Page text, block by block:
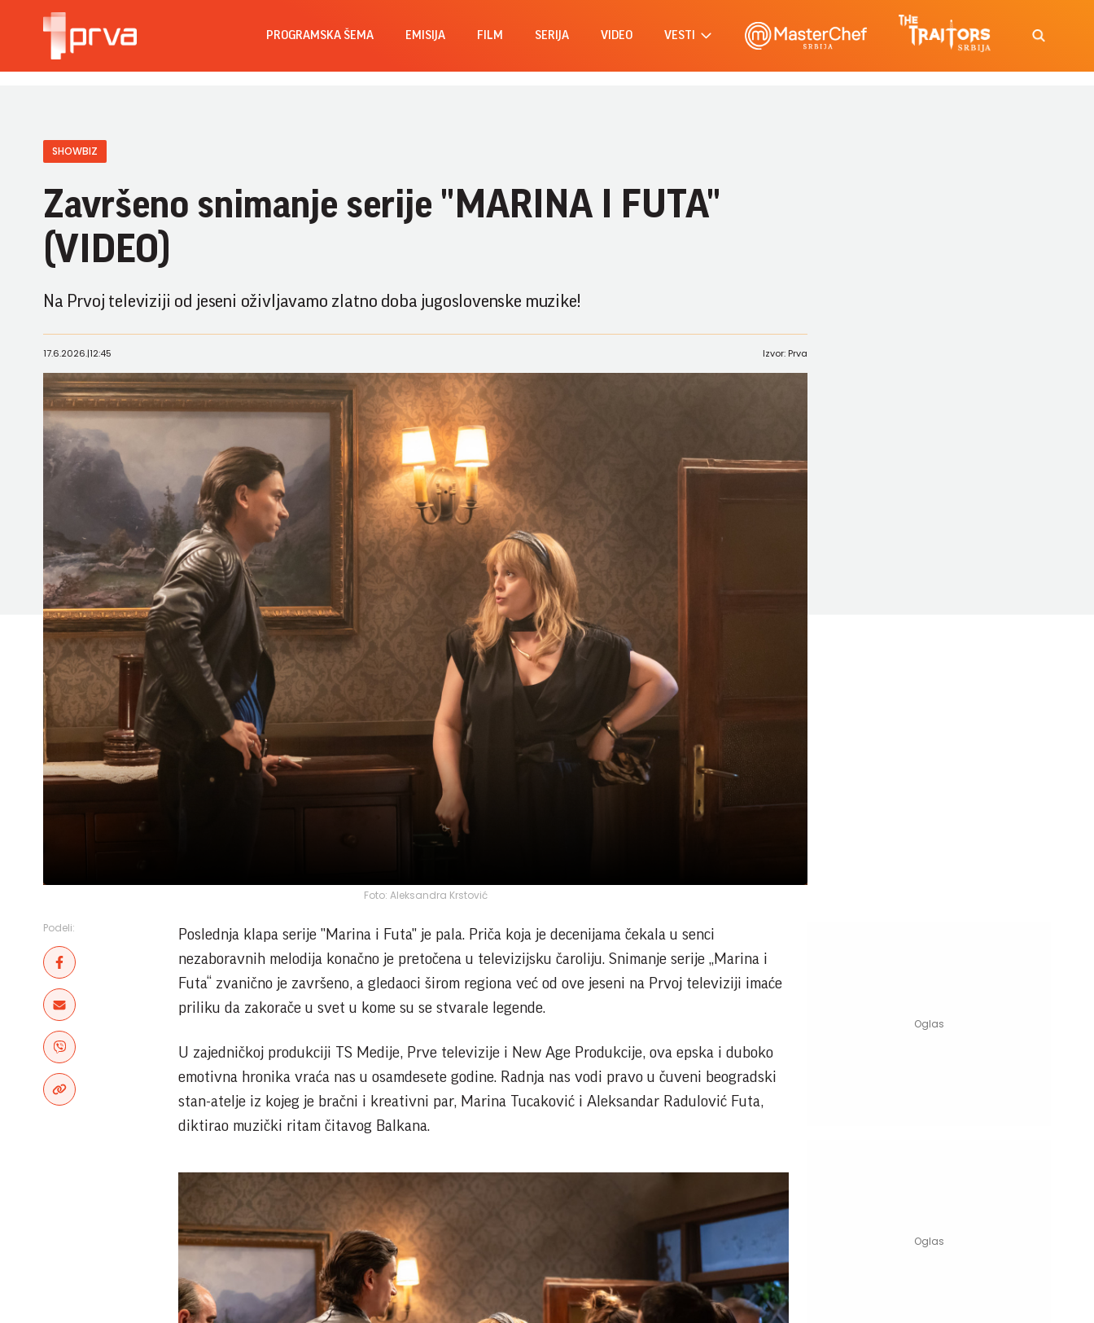
PROGRAMSKA ŠEMA EMISIJA FILM SERIJA VIDEO VESTI
SHOWBIZ
Završeno snimanje serije "MARINA I FUTA"
(VIDEO)
Na Prvoj televiziji od jeseni oživljavamo zlatno doba jugoslovenske muzike!
Foto: Aleksandra Krstović
17.6.2026.|12:45 Izvor: Prva
Podeli:
Poslednja klapa serije "Marina i Futa" je pala. Priča koja je decenijama čekala u senci
nezaboravnih melodija konačno je pretočena u televizijsku čaroliju. Snimanje serije „Marina i
Futa“ zvanično je završeno, a gledaoci širom regiona već od ove jeseni na Prvoj televiziji imaće
priliku da zakorače u svet u kome su se stvarale legende.
U zajedničkoj produkciji TS Medije, Prve televizije i New Age Produkcije, ova epska i duboko
emotivna hronika vraća nas u osamdesete godine. Radnja nas vodi pravo u čuveni beogradski
stan-atelje iz kojeg je bračni i kreativni par, Marina Tucaković i Aleksandar Radulović Futa,
diktirao muzički ritam čitavog Balkana.